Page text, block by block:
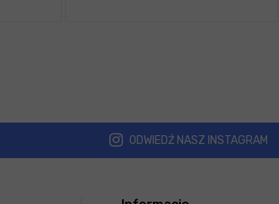
ODWIEDŹ NASZ INSTAGRAM